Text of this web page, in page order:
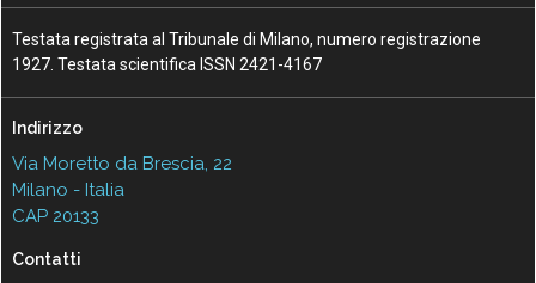
Testata registrata al Tribunale di Milano, numero registrazione
1927. Testata scientifica ISSN 2421-4167
Indirizzo
Via Moretto da Brescia, 22
Milano - Italia
CAP 20133
Contatti